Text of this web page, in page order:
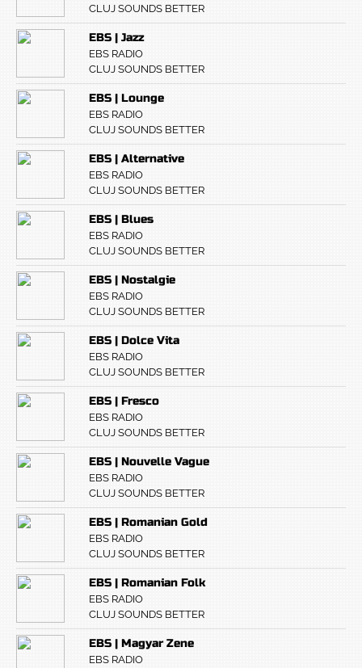
CLUJ SOUNDS BETTER
EBS | Jazz
EBS RADIO
CLUJ SOUNDS BETTER
EBS | Lounge
EBS RADIO
CLUJ SOUNDS BETTER
EBS | Alternative
EBS RADIO
CLUJ SOUNDS BETTER
EBS | Blues
EBS RADIO
CLUJ SOUNDS BETTER
EBS | Nostalgie
EBS RADIO
CLUJ SOUNDS BETTER
EBS | Dolce Vita
EBS RADIO
CLUJ SOUNDS BETTER
EBS | Fresco
EBS RADIO
CLUJ SOUNDS BETTER
EBS | Nouvelle Vague
EBS RADIO
CLUJ SOUNDS BETTER
EBS | Romanian Gold
EBS RADIO
CLUJ SOUNDS BETTER
EBS | Romanian Folk
EBS RADIO
CLUJ SOUNDS BETTER
EBS | Magyar Zene
EBS RADIO